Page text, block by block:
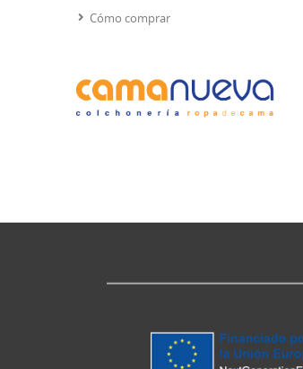
Cómo comprar